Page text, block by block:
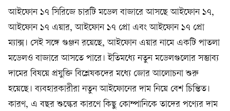
আইফোন ১৭ সিরিজে চারটি মডেল বাজারে আসছে আইফোন ১৭,
আইফোন ১৭ এয়ার, আইফোন ১৭ প্রো এবং আইফোন ১৭ প্রো
ম্যাক্স। সেই সঙ্গে গুঞ্জন রয়েছে, আইফোন এয়ার নামে একটি পাতলা
মডেলও বাজারে আসতে পারে। ইতিমধ্যে নতুন মডেলগুলোর সম্ভাব্য
দামের বিষয়ে প্রযুক্তি বিশ্লেষকদের মধ্যে জোর আলোচনা শুরু
হয়েছে। ব্যবহারকারীরা নতুন আইফোনের দাম নিয়ে বেশ চিন্তিত।
কারণ, এ বছর শুল্কের কারণে কিছু কোম্পানিকে তাদের পণ্যের দাম